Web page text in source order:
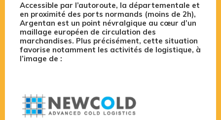
Accessible par l’autoroute, la départementale et
en proximité des ports normands (moins de 2h),
Argentan est un point névralgique au cœur d’un
maillage européen de circulation des
marchandises. Plus précisément, cette situation
favorise notamment les activités de logistique, à
l’image de :